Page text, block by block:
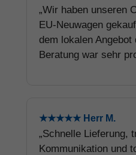
„Wir haben unseren
EU-Neuwagen
dem lokalen
Beratung war sehr
★★★★★ Herr M.
„Schnelle Lieferung,
Kommunikation und